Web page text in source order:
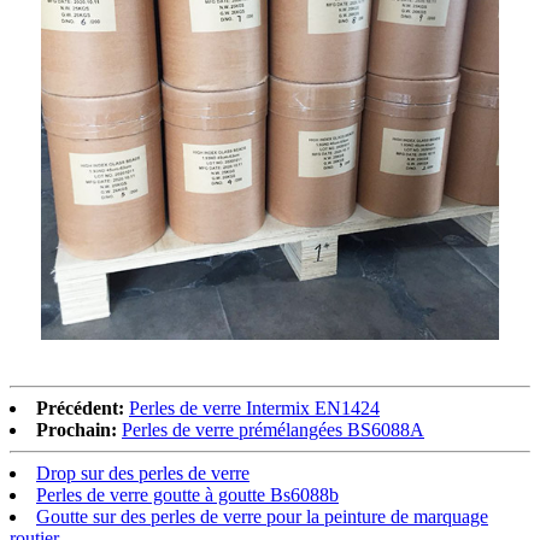
Précédent: Perles de verre Intermix EN1424
Prochain: Perles de verre prémélangées BS6088A
Drop sur des perles de verre
Perles de verre goutte à goutte Bs6088b
Goutte sur des perles de verre pour la peinture de marquage